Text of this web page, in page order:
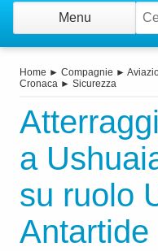
Menu
Home ► Compagnie ►
Cronaca ► Sicurezza
a
su ruolo
Antartide